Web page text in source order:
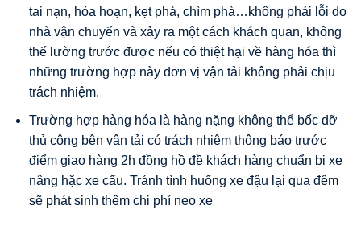
tai nạn, hỏa hoạn, kẹt phà, chìm phà…không phải lỗi do
nhà vận chuyển và xảy ra một cách khách quan, không
thể lường trước được nếu có thiệt hại về hàng hóa thì
những trường hợp này đơn vị vận tải không phải chịu
trách nhiệm.
Trường hợp hàng hóa là hàng nặng không thể bốc dỡ
thủ công bên vận tải có trách nhiệm thông báo trước
điểm giao hàng 2h đồng hồ đề khách hàng chuẩn bị xe
nâng hặc xe cẩu. Tránh tình huống xe đậu lại qua đêm
sẽ phát sinh thêm chi phí neo xe